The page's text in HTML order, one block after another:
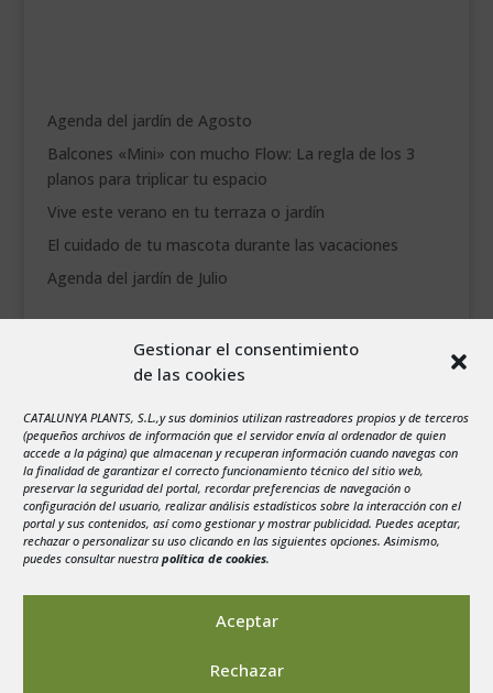
Gestionar el consentimiento
de las cookies
CATALUNYA PLANTS, S.L.,y sus dominios utilizan rastreadores propios y de terceros
(pequeños archivos de información que el servidor envía al ordenador de quien
accede a la página) que almacenan y recuperan información cuando navegas con
la finalidad de garantizar el correcto funcionamiento técnico del sitio web,
preservar la seguridad del portal, recordar preferencias de navegación o
configuración del usuario, realizar análisis estadísticos sobre la interacción con el
portal y sus contenidos, así como gestionar y mostrar publicidad. Puedes aceptar,
rechazar o personalizar su uso clicando en las siguientes opciones. Asimismo,
puedes consultar nuestra política de cookies.
Aceptar
Rechazar
Agenda del jardín de Agosto
Balcones «Mini» con mucho Flow: La regla de los 3
planos para triplicar tu espacio
Vive este verano en tu terraza o jardín
El cuidado de tu mascota durante las vacaciones
Agenda del jardín de Julio
X J V S
3
4 5 6 7 8
9
10
11 12 13 14 15
16
17
18 19 20 21 22
23
24
25 26 27 28 29
30
31